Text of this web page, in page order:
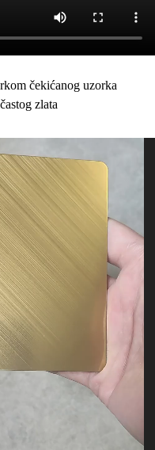
čekićanog uzorka
zlata